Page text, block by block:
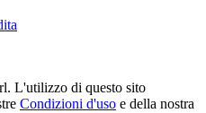
L'utilizzo di questo sito
Condizioni d'uso e della nostra